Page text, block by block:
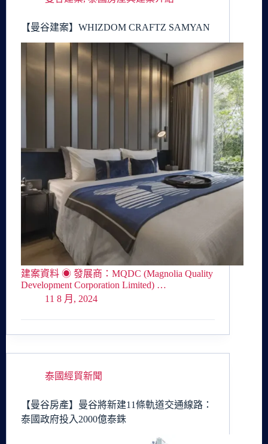
【曼谷建案】WHIZDOM CRAFTZ SAMYAN
建案資料 ◉ 發展商：MQDC (Magnolia Quality
Development Corporation Limited) …
11 8 月, 2024
泰國經貿新聞
【曼谷房產】曼谷將新建11條軌道交通線路：
泰國政府投入2000億泰銖